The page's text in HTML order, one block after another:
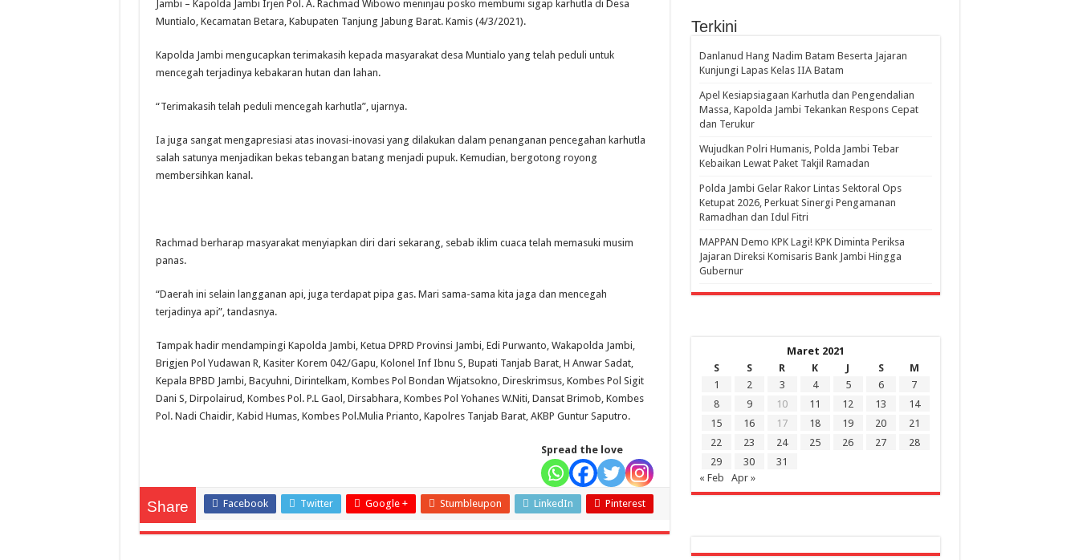
Jambi – Kapolda Jambi Irjen Pol. A. Rachmad Wibowo meninjau posko membumi sigap karhutla di Desa
Muntialo, Kecamatan Betara, Kabupaten Tanjung Jabung Barat. Kamis (4/3/2021).
Kapolda Jambi mengucapkan terimakasih kepada masyarakat desa Muntialo yang telah peduli untuk
mencegah terjadinya kebakaran hutan dan lahan.
“Terimakasih telah peduli mencegah karhutla”, ujarnya.
Ia juga sangat mengapresiasi atas inovasi-inovasi yang dilakukan dalam penanganan pencegahan karhutla
salah satunya menjadikan bekas tebangan batang menjadi pupuk. Kemudian, bergotong royong
membersihkan kanal.
Rachmad berharap masyarakat menyiapkan diri dari sekarang, sebab iklim cuaca telah memasuki musim
panas.
“Daerah ini selain langganan api, juga terdapat pipa gas. Mari sama-sama kita jaga dan mencegah
terjadinya api”, tandasnya.
Tampak hadir mendampingi Kapolda Jambi, Ketua DPRD Provinsi Jambi, Edi Purwanto, Wakapolda Jambi,
Brigjen Pol Yudawan R, Kasiter Korem 042/Gapu, Kolonel Inf Ibnu S, Bupati Tanjab Barat, H Anwar Sadat,
Kepala BPBD Jambi, Bacyuhni, Dirintelkam, Kombes Pol Bondan Wijatsokno, Direskrimsus, Kombes Pol Sigit
Dani S, Dirpolairud, Kombes Pol. P.L Gaol, Dirsabhara, Kombes Pol Yohanes W.Niti, Dansat Brimob, Kombes
Pol. Nadi Chaidir, Kabid Humas, Kombes Pol.Mulia Prianto, Kapolres Tanjab Barat, AKBP Guntur Saputro.
Spread the love
Share Facebook Twitter Google + Stumbleupon LinkedIn Pinterest
Terkini
Danlanud Hang Nadim Batam Beserta Jajaran
Kunjungi Lapas Kelas IIA Batam
Apel Kesiapsiagaan Karhutla dan Pengendalian
Massa, Kapolda Jambi Tekankan Respons Cepat
dan Terukur
Wujudkan Polri Humanis, Polda Jambi Tebar
Kebaikan Lewat Paket Takjil Ramadan
Polda Jambi Gelar Rakor Lintas Sektoral Ops
Ketupat 2026, Perkuat Sinergi Pengamanan
Ramadhan dan Idul Fitri
‎MAPPAN Demo KPK Lagi! KPK Diminta Periksa
Jajaran Direksi Komisaris Bank Jambi Hingga
Gubernur ‎
Maret 2021
S
S R K J S
M
1
2 3 4 5 6
7
8
9 10 11 12 13
14
15
16 17 18 19 20
21
22
23 24 25 26 27
28
29
30
31
« Feb
Apr »